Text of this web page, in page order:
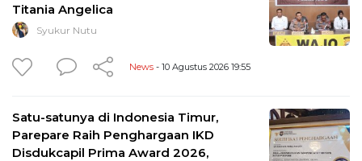
Titania Angelica
Syukur Nutu
News - 10 Agustus 2026 19:55
Satu-satunya di Indonesia Timur,
Parepare Raih Penghargaan IKD
Disdukcapil Prima Award 2026,